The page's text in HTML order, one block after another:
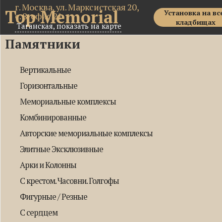
Top Memorial
г. Москва, ул. Марксистская 20,
с. 8, офис 21
Таганская,показать на карте
Установка на
кладбищах
Памятники
Вертикальные
Горизонтальные
Мемориальные комплексы
Комбинированные
Авторские мемориальные комплексы
Элитные Эксклюзивные
Арки и Колонны
С крестом. Часовни. Голгофы
Фигурные / Резные
С сердцем